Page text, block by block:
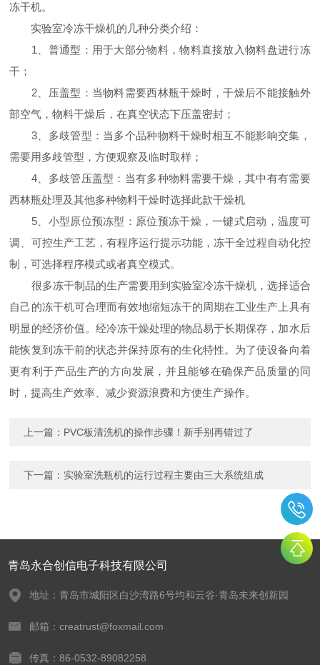
冻干机。
实验室冷冻干燥机的几种分类介绍：
1、普通型：用于大部分物料，物料直接放入物料盘进行冻
干；
2、压盖型：当物料需要西林瓶干燥时，干燥后不能接触外
部空气，物料干燥后，在真空状态下压盖密封；
3、多歧管型：当多个品种物料干燥时相互不能影响交集，
需要用多歧管型，方便观察及临时取样；
4、多歧管压盖型：当有多种物料需要干燥，其中有有需要
西林瓶处理及其他多种物料干燥时选择此款干燥机
5、小型原位预冻型：原位预冻干燥，一键式启动，温度可
调、可控生产工艺，有程序运行提示功能，冻干全过程自动化控
制，可选择程序模式或者真空模式。
很多冻干制品的生产需要用到实验室冷冻干燥机，选择适合
自己的冻干机可合理而有效地缩短冻干的周期在工业生产上具有
明显的经济价值。经冷冻干燥处理的物品易于长期保存，加水后
能恢复到冻干前的状态并保持原有的生化特性。为了使设备向着
更有利于产品生产的方向发展，并且能够在确保产品质量的同
时，提高生产效率、减少资源浪费和方便生产操作。
上一篇： PVC板清洗机的操作步骤！新手别再错过了
下一篇： 实验室洗瓶机的运行过程主要由三大系统组成
青岛永合创信电子科技有限公司
地址：青岛市城阳区白沙湾路6号均和云谷·青岛未来创新园
邮箱：creatrust@foxmail.com
传真：86-0532-89082258